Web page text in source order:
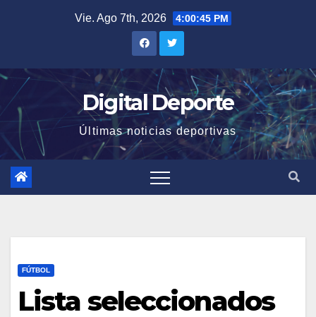
Vie. Ago 7th, 2026 4:00:46 PM
Digital Deporte
Últimas noticias deportivas
FÚTBOL
Lista seleccionados